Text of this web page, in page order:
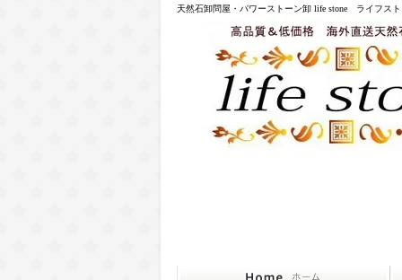
天然石卸問屋・パワーストーン卸 life stone ライフス